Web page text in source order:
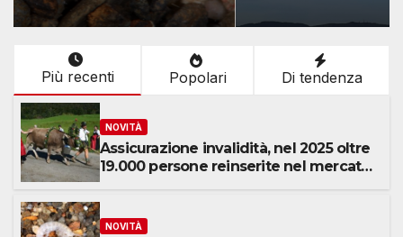
Più recenti Popolari Di tendenza
NOVITÀ
Assicurazione invalidità, nel 2025 oltre
19.000 persone reinserite nel mercato
NOVITÀ